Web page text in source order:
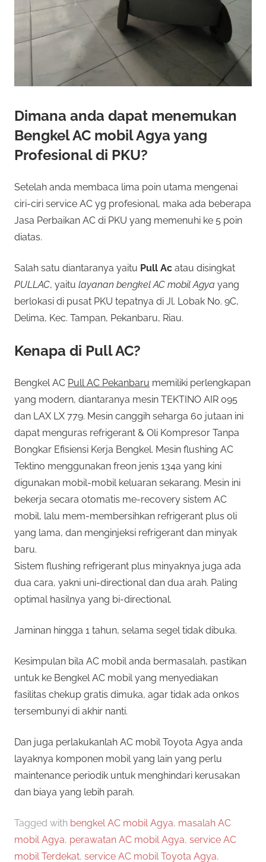
Dimana anda dapat menemukan
Bengkel AC mobil Agya yang
Profesional di PKU?
Setelah anda membaca lima poin utama mengenai
ciri-ciri service AC yg profesional, maka ada beberapa
Jasa Perbaikan AC di PKU yang memenuhi ke 5 poin
diatas.
Salah satu diantaranya yaitu Pull Ac atau disingkat
PULLAC, yaitu layanan bengkel AC mobil Agya yang
berlokasi di pusat PKU tepatnya di Jl. Lobak No. 9C,
Delima, Kec. Tampan, Pekanbaru, Riau.
Kenapa di Pull AC?
Bengkel AC Pull AC Pekanbaru memiliki perlengkapan
yang modern, diantaranya mesin TEKTINO AIR 095
dan LAX LX 779. Mesin canggih seharga 60 jutaan ini
dapat menguras refrigerant & Oli Kompresor Tanpa
Bongkar Efisiensi Kerja Bengkel. Mesin flushing AC
Tektino menggunakan freon jenis 134a yang kini
digunakan mobil-mobil keluaran sekarang. Mesin ini
bekerja secara otomatis me-recovery sistem AC
mobil, lalu mem-membersihkan refrigerant plus oli
yang lama, dan menginjeksi refrigerant dan minyak
baru.
Sistem flushing refrigerant plus minyaknya juga ada
dua cara, yakni uni-directional dan dua arah. Paling
optimal hasilnya yang bi-directional.
Jaminan hingga 1 tahun, selama segel tidak dibuka.
Kesimpulan bila AC mobil anda bermasalah, pastikan
untuk ke Bengkel AC mobil yang menyediakan
fasilitas chekup gratis dimuka, agar tidak ada onkos
tersembunyi di akhir nanti.
Dan juga perlakukanlah AC mobil Toyota Agya anda
layaknya komponen mobil yang lain yang perlu
maintenance periodik untuk menghindari kerusakan
dan biaya yang lebih parah.
Tagged with bengkel AC mobil Agya, masalah AC
mobil Agya, perawatan AC mobil Agya, service AC
mobil Terdekat, service AC mobil Toyota Agya,